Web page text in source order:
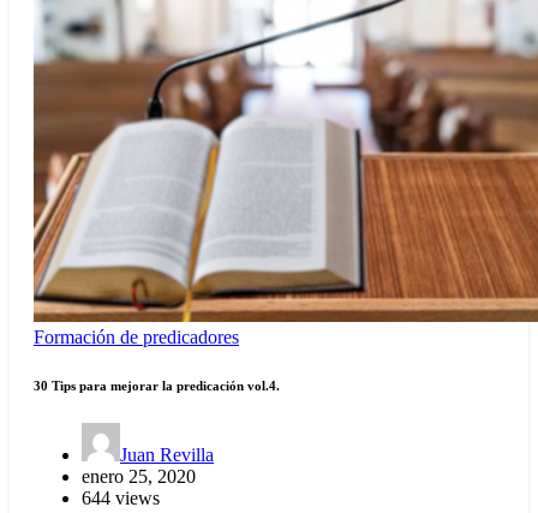
Formación de predicadores
30 Tips para mejorar la predicación vol.4.
Juan Revilla
enero 25, 2020
644 views